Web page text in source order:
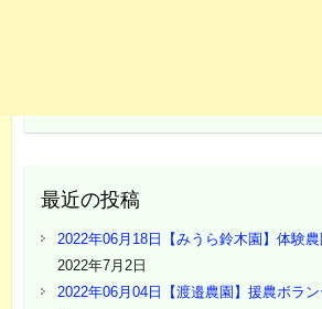
最近の投稿
2022年06月18日【みうら鈴木園】体験
2022年7月2日
2022年06月04日【渡邉農園】援農ボラ